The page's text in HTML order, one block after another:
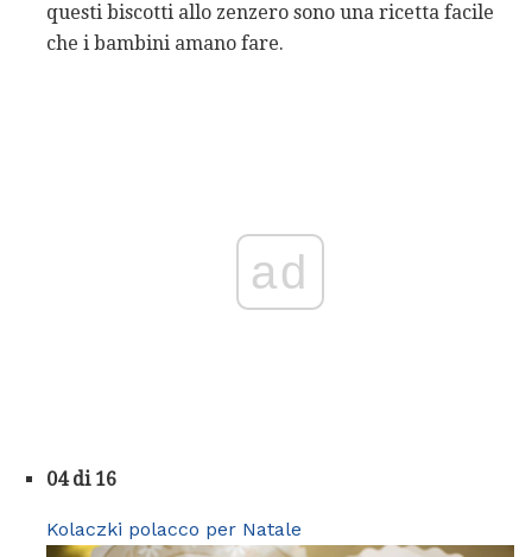
questi biscotti allo zenzero sono una ricetta facile
che i bambini amano fare.
ad
04 di 16
Kolaczki polacco per Natale